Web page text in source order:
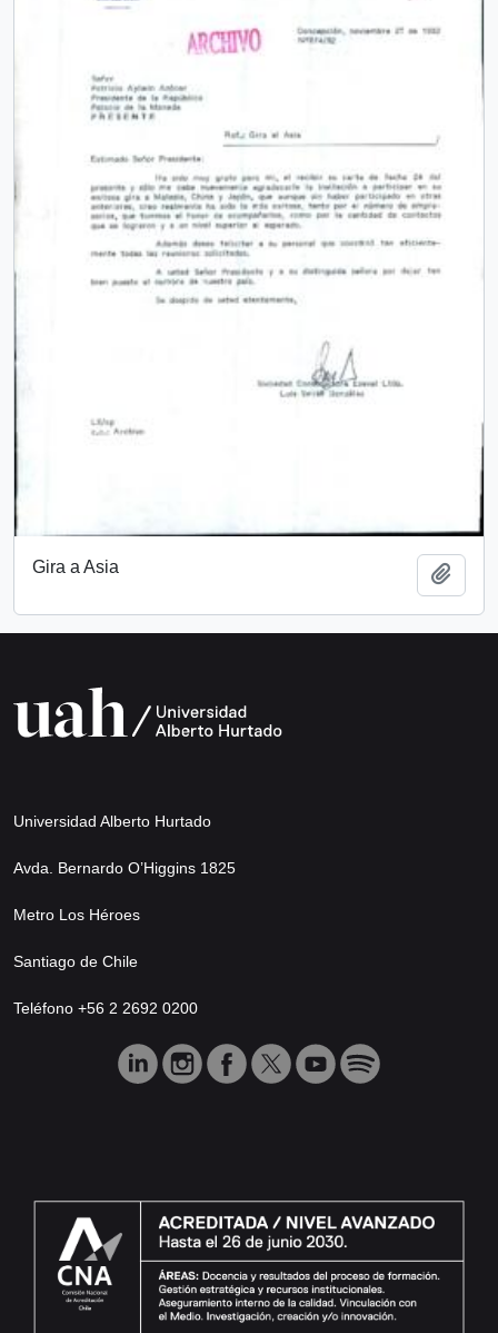
Gira a Asia
Universidad Alberto Hurtado
Avda. Bernardo O’Higgins 1825
Metro Los Héroes
Santiago de Chile
Teléfono +56 2 2692 0200